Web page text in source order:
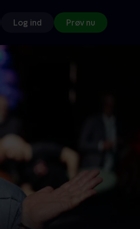
Log ind Prøv nu